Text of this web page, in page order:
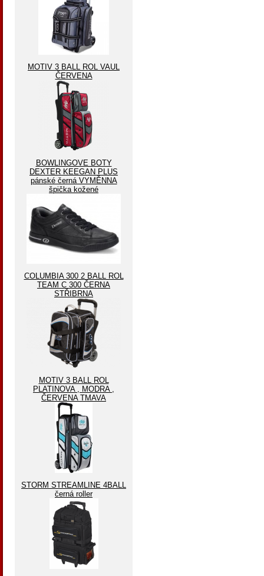
MOTIV 3 BALL ROL VAUL
ČERVENA
BOWLINGOVE BOTY
DEXTER KEEGAN PLUS
pánské černá VYMĚNNA
špička kožené
COLUMBIA 300 2 BALL ROL
TEAM C 300 ČERNA
STŘIBRNA
MOTIV 3 BALL ROL
PLATINOVA , MODRA ,
ČERVENA TMAVA
STORM STREAMLINE 4BALL
černá roller